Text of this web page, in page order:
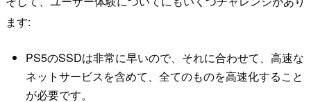
ます:
PS5のSSDは非常に早いので、それに合わせて、高速な
ネットサービスを含めて、全てのものを高速化すること
が必要です。